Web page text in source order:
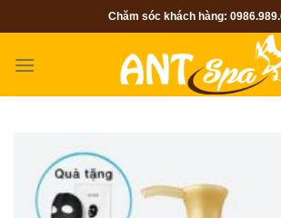
to
content
Chăm sóc khách hàng: